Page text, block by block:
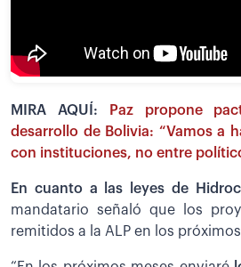
MIRA AQUÍ:
Paz propone
desarrollo de Bolivia: “Vamos a
con instituciones, no entre
En cuanto a las leyes de
mandatario señaló que los
remitidos a la ALP en los